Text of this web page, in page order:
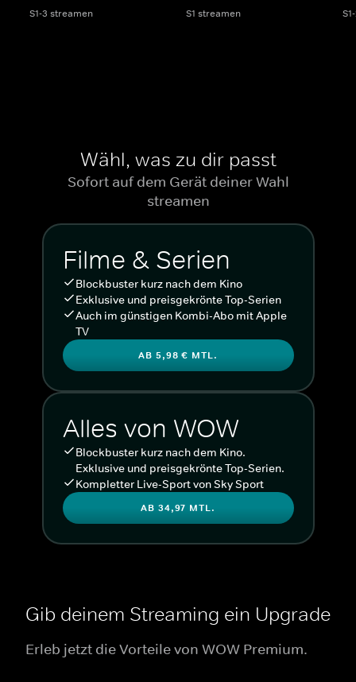
S1-3 streamen S1 streamen
Wähl, was zu dir passt
Sofort auf dem Gerät deiner Wahl
streamen
Filme & Serien
Blockbuster kurz nach dem Kino
Exklusive und preisgekrönte Top-Serien
Auch im günstigen Kombi-Abo mit Apple
TV
AB 5,98 € MTL.
Alles von WOW
Blockbuster kurz nach dem Kino.
Exklusive und preisgekrönte Top-Serien.
Kompletter Live-Sport von Sky Sport
AB 34,97 MTL.
Gib deinem Streaming ein Upgrade
Erleb jetzt die Vorteile von WOW Premium.